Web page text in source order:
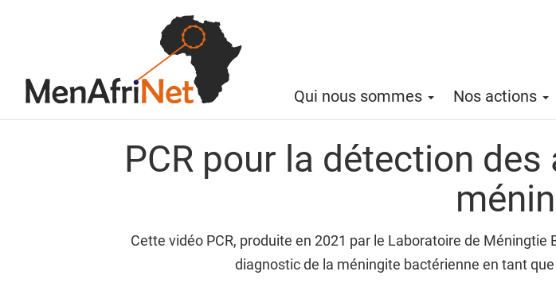
Main
navigation
Qui nous sommes Nos actions
PCR pour la détection
Cette vidéo PCR, produite en 2021 par le Laboratoire de
diagnostic de la méningite bactérienne en tant